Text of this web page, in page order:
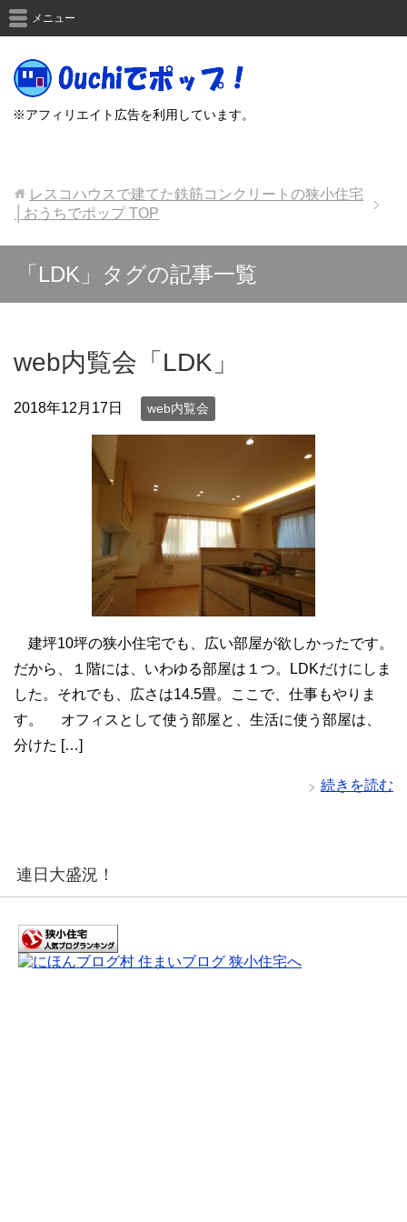
※アフィリエイト広告を利用しています。
メニュー
レスコハウスで建てた鉄筋コンクリートの狭小住宅
│おうちでポップTOP
「LDK」タグの記事一覧
web内覧会「LDK」
2018年12月17日 web内覧会
建坪10坪の狭小住宅でも、広い部屋が欲しかったです。
だから、１階には、いわゆる部屋は１つ。LDKだけにしま
した。それでも、広さは14.5畳。ここで、仕事もやりま
す。 オフィスとして使う部屋と、生活に使う部屋は、
分けた […]
続きを読む
連日大盛況！